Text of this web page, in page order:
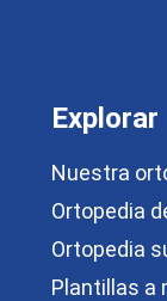
Explorar
Nuestra
Ortopedia
Ortopedia
Plantillas a